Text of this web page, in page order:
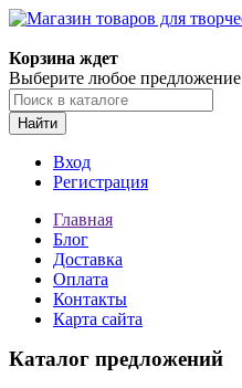
Корзина ждет
Выберите любое предложение
Найти
Вход
Регистрация
Главная
Блог
Доставка
Оплата
Контакты
Карта сайта
Каталог предложений